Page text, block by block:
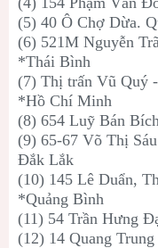
(5) 40 Ô Chợ Dừa.
(6) 521M Nguyễn
*Thái Bình
(7) Thị trấn Vũ Quý
*Hồ Chí Minh
(8) 654 Luỹ Bán
(9) 65-67 Võ Thị
Đắk Lắk
(10) 145 Lê Duẩn,
*Quảng Bình
(11) 54 Trần Hưng
(12) 14 Quang